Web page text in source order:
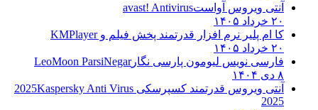
آنتی ویروس آواستavast! Antivirus
۲۰ خرداد ۱۴۰۵
کا ام پلیر نرم افزار قدرتمند پخش فیلم وKMPlayer
۲۰ خرداد ۱۴۰۵
فارسی نویس لیومون پارسی نگارLeoMoon ParsiNegar
آنتی ویروس قدرتمند کسپرسکی 2025 Kaspersky Anti Virus
2025